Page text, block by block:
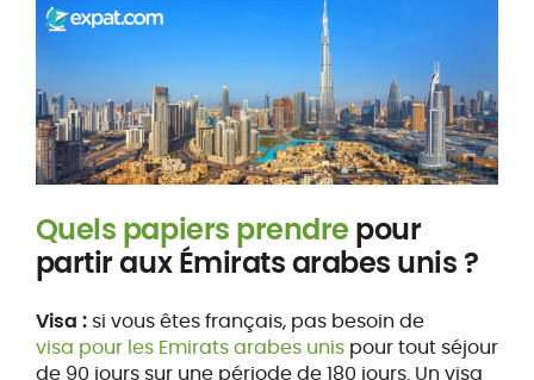
Quels papiers prendre pour
partir aux Émirats arabes unis ?
Visa : si vous êtes français, pas besoin de
visa pour les Emirats arabes unispour tout séjour
de 90 jours sur une période de 180 jours. Un visa